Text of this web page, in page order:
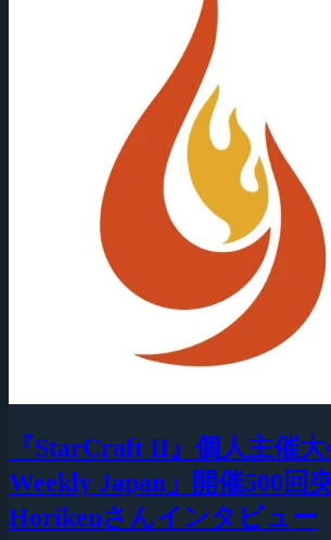
『StarCraft II』個人主催
Weekly Japan」開催500回
Horikenさんインタビュー